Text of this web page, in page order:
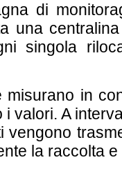
di
una
singola
misurano in
i valori. A
la raccolta